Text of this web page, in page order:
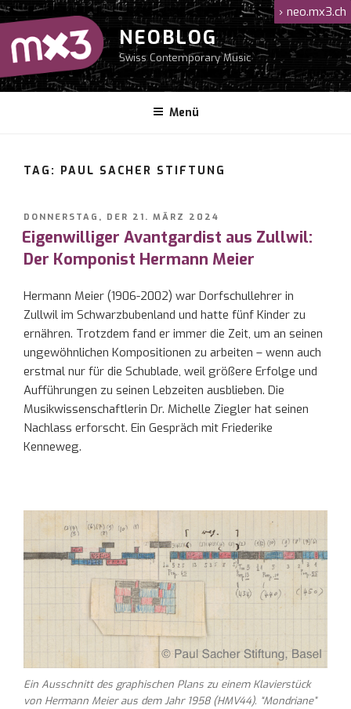
Zum
Inhalt
springen
NEOBLOG
Swiss Contemporary Music
Menü
› neo.mx3.ch
TAG: PAUL SACHER STIFTUNG
VERÖFFENTLICHT
AM
DONNERSTAG, DER 21. MÄRZ 2024
Eigenwilliger Avantgardist aus Zullwil:
Der Komponist Hermann Meier
Hermann Meier (1906-2002) war Dorfschullehrer in
Zullwil im Schwarzbubenland und hatte fünf Kinder zu
ernähren. Trotzdem fand er immer die Zeit, um an seinen
ungewöhnlichen Kompositionen zu arbeiten – wenn auch
erstmal nur für die Schublade, weil größere Erfolge und
Aufführungen zu seinen Lebzeiten ausblieben. Die
Musikwissenschaftlerin Dr. Michelle Ziegler hat seinen
Nachlass erforscht. Ein Gespräch mit Friederike
Kenneweg.
Ein Ausschnitt des graphischen Plans zu einem Klavierstück
von Hermann Meier aus dem Jahr 1958 (HMV44). “Mondriane”